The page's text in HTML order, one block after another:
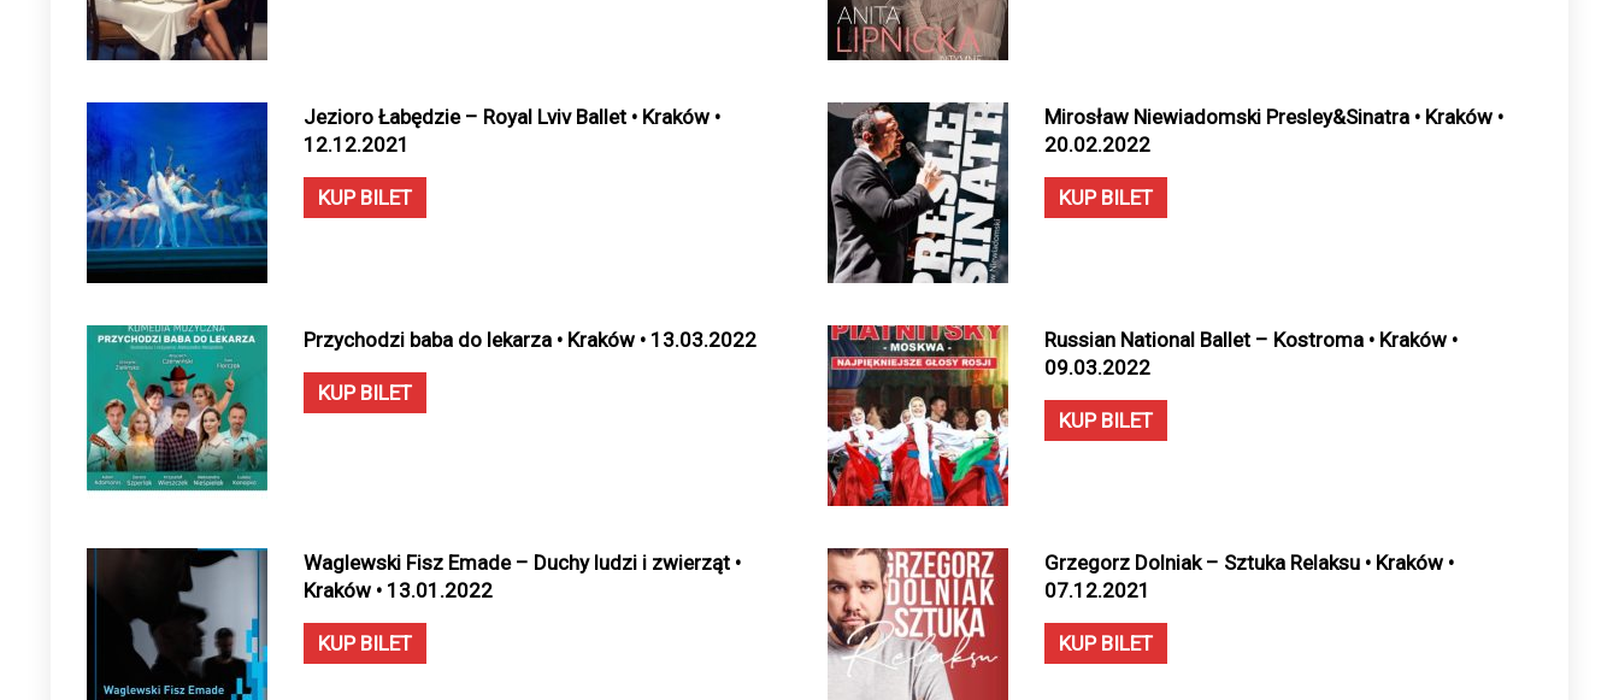
Jezioro Łabędzie – Royal Lviv Ballet • Kraków •
12.12.2021
KUP BILET
Mirosław Niewiadomski Presley&Sinatra • Kraków •
20.02.2022
KUP BILET
Przychodzi baba do lekarza • Kraków • 13.03.2022
KUP BILET
Russian National Ballet – Kostroma • Kraków •
09.03.2022
KUP BILET
Waglewski Fisz Emade – Duchy ludzi i zwierząt •
Kraków • 13.01.2022
KUP BILET
Grzegorz Dolniak – Sztuka Relaksu • Kraków •
07.12.2021
KUP BILET